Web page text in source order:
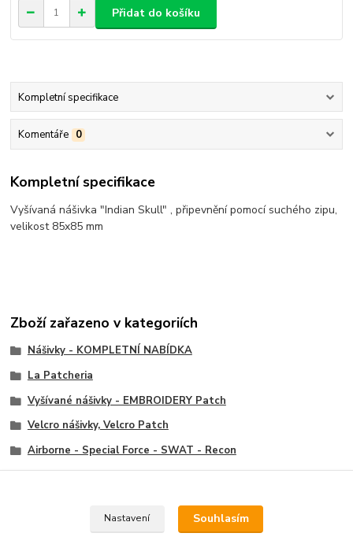
Přidat do košíku
Kompletní specifikace
Komentáře 0
Kompletní specifikace
Vyšívaná nášivka "Indian Skull" , připevnění pomocí suchého zipu,
velikost 85x85 mm
Zboží zařazeno v kategoriích
Nášivky - KOMPLETNÍ NABÍDKA
La Patcheria
Vyšívané nášivky - EMBROIDERY Patch
Velcro nášivky, Velcro Patch
Airborne - Special Force - SWAT - Recon
Navy, Naval, Diver Patch
Nastavení Souhlasím